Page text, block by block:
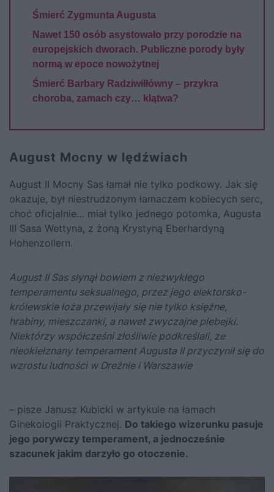
Śmierć Zygmunta Augusta
Nawet 150 osób asystowało przy porodzie na
europejskich dworach. Publiczne porody były
normą w epoce nowożytnej
Śmierć Barbary Radziwiłłówny – przykra
choroba, zamach czy… klątwa?
August Mocny w lędźwiach
August II Mocny Sas łamał nie tylko podkowy. Jak się
okazuje, był niestrudzonym łamaczem kobiecych serc,
choć oficjalnie… miał tylko jednego potomka, Augusta
III Sasa Wettyna, z żoną Krystyną Eberhardyną
Hohenzollern.
August II Sas słynął bowiem z niezwykłego
temperamentu seksualnego, przez jego elektorsko-
królewskie łoża przewijały się nie tylko księżne,
hrabiny, mieszczanki, a nawet zwyczajne plebejki.
Niektórzy współcześni złośliwie podkreślali, ze
nieokiełznany temperament Augusta II przyczynił się do
wzrostu ludności w Dreźnie i Warszawie
– pisze Janusz Kubicki w artykule na łamach
Ginekologii Praktycznej. Do takiego wizerunku pasuje
jego porywczy temperament, a jednocześnie
szacunek jakim darzyło go otoczenie.